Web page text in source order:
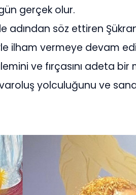
gerçek olur.
adından söz ettiren
ilham vermeye devam
ve fırçasını adeta
yolculuğunu ve